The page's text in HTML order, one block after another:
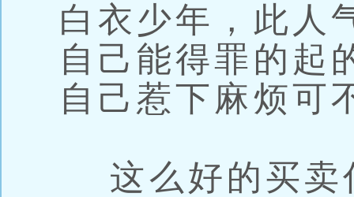
白衣少年，此人
自己能得罪的起
自己惹下麻烦可
这么好的买卖